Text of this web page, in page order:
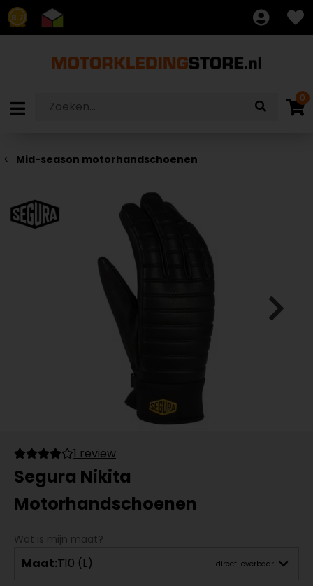
8.7
0
Mid-season motorhandschoenen
1 review
Segura Nikita
Motorhandschoenen
Wat is mijn maat?
Maat:T10 (L) direct leverbaar